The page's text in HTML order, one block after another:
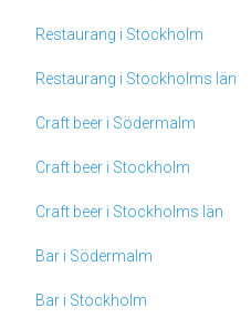
Restaurang i Stockholm
Restaurang i Stockholms län
Craft beer i Södermalm
Craft beer i Stockholm
Craft beer i Stockholms län
Bar i Södermalm
Bar i Stockholm